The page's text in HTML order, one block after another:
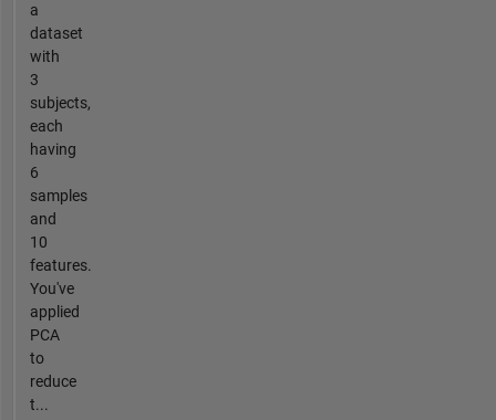
a
dataset
with
3
subjects,
each
having
6
samples
and
10
features.
You've
applied
PCA
to
reduce
t...